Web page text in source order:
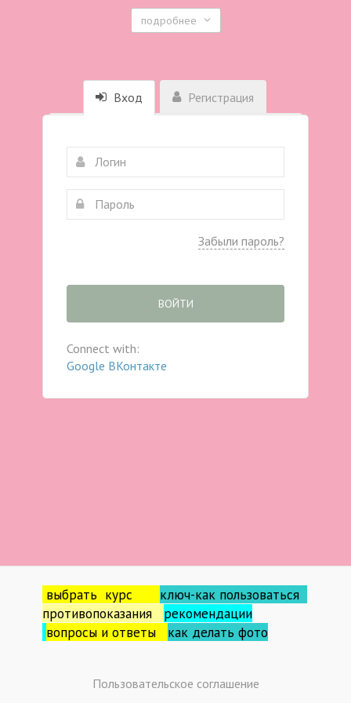
подробнее
Вход Регистрация
Забыли пароль?
ВОЙТИ
Connect with:
Google ВКонтакте
выбрать курс ключ-как пользоваться
противопоказания рекомендации
вопросы и ответы как делать фото
Пользовательское соглашение